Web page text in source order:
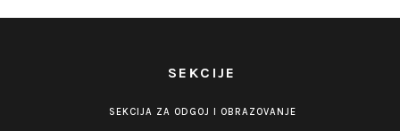
SEKCIJE
SEKCIJA ZA ODGOJ I OBRAZOVANJE